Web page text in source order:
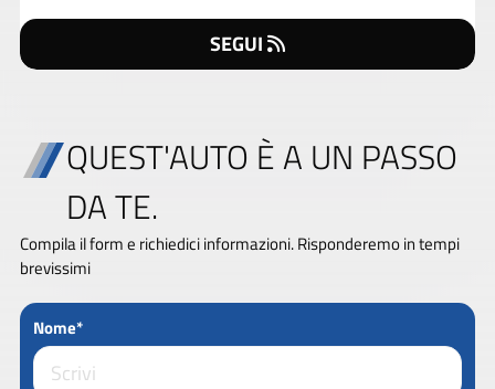
SEGUI
QUEST'AUTO È A UN PASSO
DA TE.
Compila il form e richiedici informazioni. Risponderemo in tempi
brevissimi
Nome*